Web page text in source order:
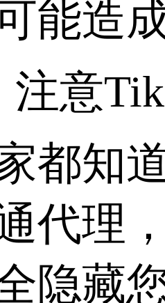
能造
知道
代理
隐藏